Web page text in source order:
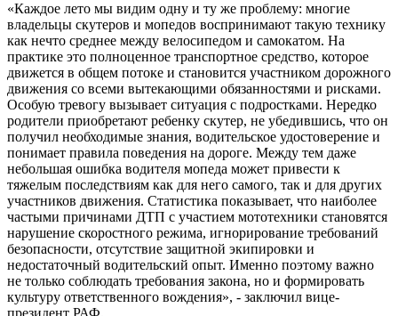
«Каждое лето мы видим одну и ту же проблему: многие
владельцы скутеров и мопедов воспринимают такую технику
как нечто среднее между велосипедом и самокатом. На
практике это полноценное транспортное средство, которое
движется в общем потоке и становится участником дорожного
движения со всеми вытекающими обязанностями и рисками.
Особую тревогу вызывает ситуация с подростками. Нередко
родители приобретают ребенку скутер, не убедившись, что он
получил необходимые знания, водительское удостоверение и
понимает правила поведения на дороге. Между тем даже
небольшая ошибка водителя мопеда может привести к
тяжелым последствиям как для него самого, так и для других
участников движения. Статистика показывает, что наиболее
частыми причинами ДТП с участием мототехники становятся
нарушение скоростного режима, игнорирование требований
безопасности, отсутствие защитной экипировки и
недостаточный водительский опыт. Именно поэтому важно
не только соблюдать требования закона, но и формировать
культуру ответственного вождения», - заключил вице-